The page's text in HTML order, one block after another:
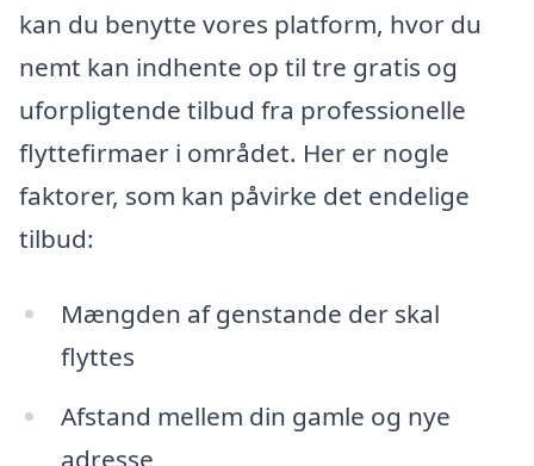
kan du benytte vores platform, hvor du
nemt kan indhente op til tre gratis og
uforpligtende tilbud fra professionelle
flyttefirmaer i området. Her er nogle
faktorer, som kan påvirke det endelige
tilbud:
Mængden af genstande der skal
flyttes
Afstand mellem din gamle og nye
adresse